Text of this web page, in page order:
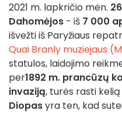
2021 m. lapkričio mėn.
Dahomėjos - iš 7 000
išvežti iš Paryžiaus
Quai Branly muziejaus
statulos, laidojimo
per1892 m. prancūzų
invaziją, turės rasti
Diopasyra ten, kad